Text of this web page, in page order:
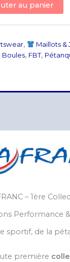
au panier
,
Maillots &
Boules, FBT,
– 1ère
Performance
sportif, de la
première